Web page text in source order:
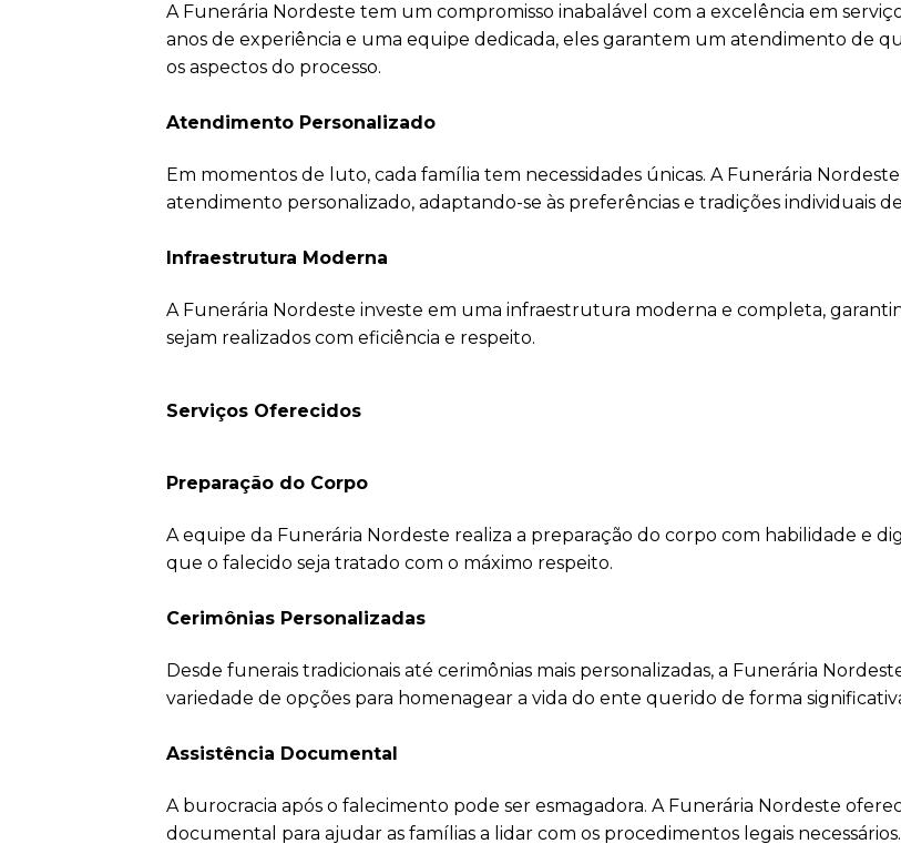
A Funerária Nordeste tem um compromisso inabalável com a excelência em
anos de experiência e uma equipe dedicada, eles garantem um atendimento de
os aspectos do processo.
Atendimento Personalizado
Em momentos de luto, cada família tem necessidades únicas. A Funerária
atendimento personalizado, adaptando-se às preferências e tradições individuais
Infraestrutura Moderna
A Funerária Nordeste investe em uma infraestrutura moderna e completa,
sejam realizados com eficiência e respeito.
Serviços Oferecidos
Preparação do Corpo
A equipe da Funerária Nordeste realiza a preparação do corpo com habilidade e
que o falecido seja tratado com o máximo respeito.
Cerimônias Personalizadas
Desde funerais tradicionais até cerimônias mais personalizadas, a Funerária
variedade de opções para homenagear a vida do ente querido de forma
Assistência Documental
A burocracia após o falecimento pode ser esmagadora. A Funerária Nordeste
documental para ajudar as famílias a lidar com os procedimentos legais necessários.